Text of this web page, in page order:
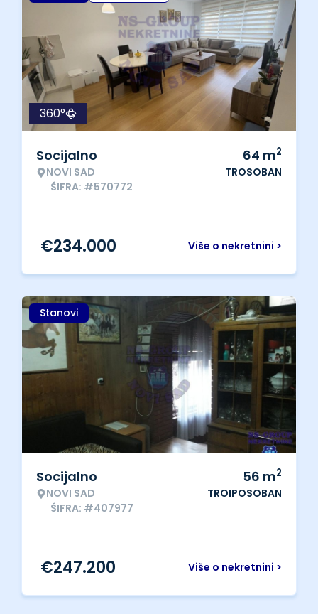
360°
Socijalno
NOVI SAD
ŠIFRA: #570772
64 m2
TROSOBAN
Više o nekretnini >
€234.000
Stanovi
Socijalno
NOVI SAD
ŠIFRA: #407977
56 m2
TROIPOSOBAN
Više o nekretnini >
€247.200